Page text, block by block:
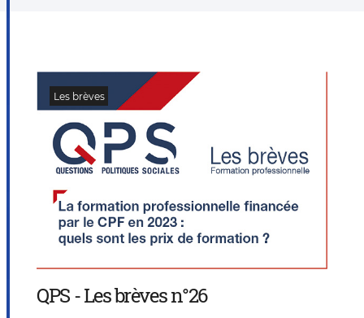
QPS - Les brèves n°26
Les brèves